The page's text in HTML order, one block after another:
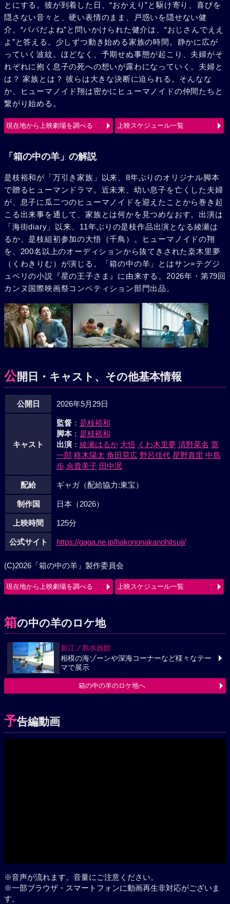
とにする。彼が到着した日、“おかえり”と駆け寄り、喜びを
隠さない音々と、硬い表情のまま、戸惑いを隠せない健
介。“パパだよね”と問いかけられた健介は、“おじさんでええ
よ”と答える。少しずつ動き始める家族の時間。静かに広が
っていく波紋。ほどなく、予期せぬ事態が起こり、夫婦がそ
れぞれに抱く息子の死への想いが露わになっていく。夫婦と
は？ 家族とは？ 彼らは大きな決断に迫られる。そんなな
か、ヒューマノイド翔は密かにヒューマノイドの仲間たちと
繋がり始める。
現在地から上映劇場を調べる 上映スケジュール一覧
「箱の中の羊」の解説
是枝裕和が「万引き家族」以来、8年ぶりのオリジナル脚本
で贈るヒューマンドラマ。近未来、幼い息子を亡くした夫婦
が、息子に瓜二つのヒューマノイドを迎えたことから巻き起
こる出来事を通して、家族とは何かを見つめなおす。出演は
「海街diary」以来、11年ぶりの是枝作品出演となる綾瀬は
るか、是枝組初参加の大悟（千鳥）。ヒューマノイドの翔
を、200名以上のオーディションから抜てきされた桒木里夢
（くわきりむ）が演じる。「箱の中の羊」とはサン=テグジ
ュペリの小説『星の王子さま』に由来する。2026年・第79回
カンヌ国際映画祭コンペティション部門出品。
公開日・キャスト、その他基本情報
公開日 2026年5月29日
キャスト
監督：是枝裕和
脚本：是枝裕和
出演：綾瀬はるか 大悟 くわ木里夢 清野菜名 寛
一郎 柊木陽太 角田晃広 野呂佳代 星野真里 中島
歩 余貴美子 田中泯
配給 ギャガ（配給協力:東宝）
制作国 日本（2026）
上映時間 125分
公式サイト https://gaga.ne.jp/hakononakanohitsuji/
(C)2026「箱の中の羊」製作委員会
現在地から上映劇場を調べる 上映スケジュール一覧
箱の中の羊のロケ地
新江ノ島水族館
相模の海ゾーンや深海コーナーなど様々なテー
マで展示
箱の中の羊のロケ地へ
予告編動画
※音声が流れます。音量にご注意ください。
※一部ブラウザ・スマートフォンに動画再生非対応がございま
す。